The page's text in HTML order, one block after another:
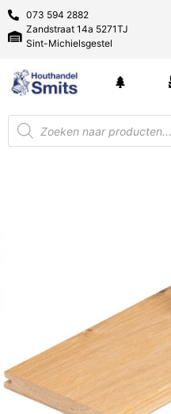
073 594 2882
Zandstraat 14a 5271TJ
Sint-Michielsgestel